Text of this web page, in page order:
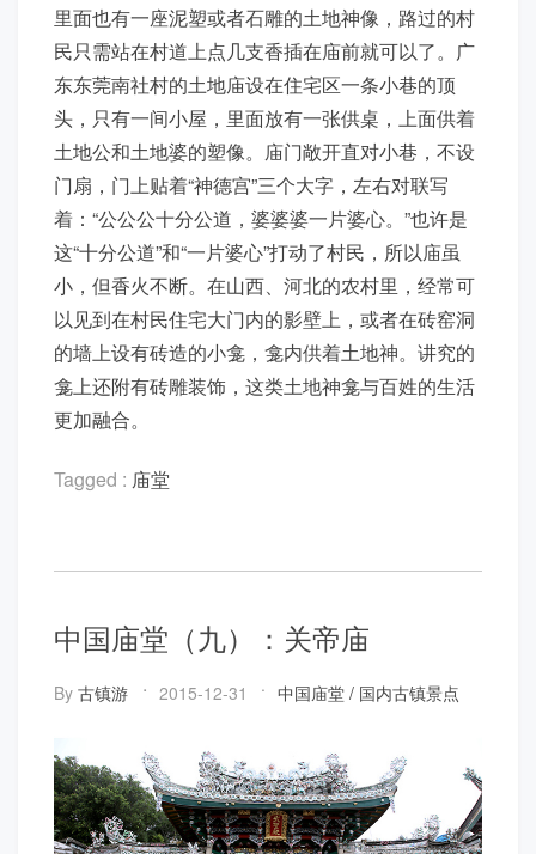
里面也有一座泥塑或者石雕的土地神像，路过的村
民只需站在村道上点几支香插在庙前就可以了。广
东东莞南社村的土地庙设在住宅区一条小巷的顶
头，只有一间小屋，里面放有一张供桌，上面供着
土地公和土地婆的塑像。庙门敞开直对小巷，不设
门扇，门上贴着“神德宫”三个大字，左右对联写
着：“公公公十分公道，婆婆婆一片婆心。”也许是
这“十分公道”和“一片婆心”打动了村民，所以庙虽
小，但香火不断。在山西、河北的农村里，经常可
以见到在村民住宅大门内的影壁上，或者在砖窑洞
的墙上设有砖造的小龛，龛内供着土地神。讲究的
龛上还附有砖雕装饰，这类土地神龛与百姓的生活
更加融合。
Tagged : 庙堂
中国庙堂（九）：关帝庙
By 古镇游 2015-12-31 中国庙堂 / 国内古镇景点